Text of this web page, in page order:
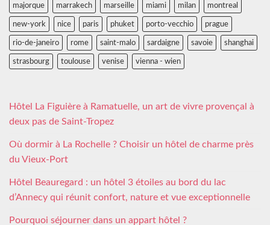
majorque marrakech marseille miami milan montreal
new-york nice paris phuket porto-vecchio prague
rio-de-janeiro rome saint-malo sardaigne savoie shanghai
strasbourg toulouse venise vienna - wien
Hôtel La Figuière à Ramatuelle, un art de vivre provençal à
deux pas de Saint-Tropez
Où dormir à La Rochelle ? Choisir un hôtel de charme près
du Vieux-Port
Hôtel Beauregard : un hôtel 3 étoiles au bord du lac
d’Annecy qui réunit confort, nature et vue exceptionnelle
Pourquoi séjourner dans un appart hôtel ?